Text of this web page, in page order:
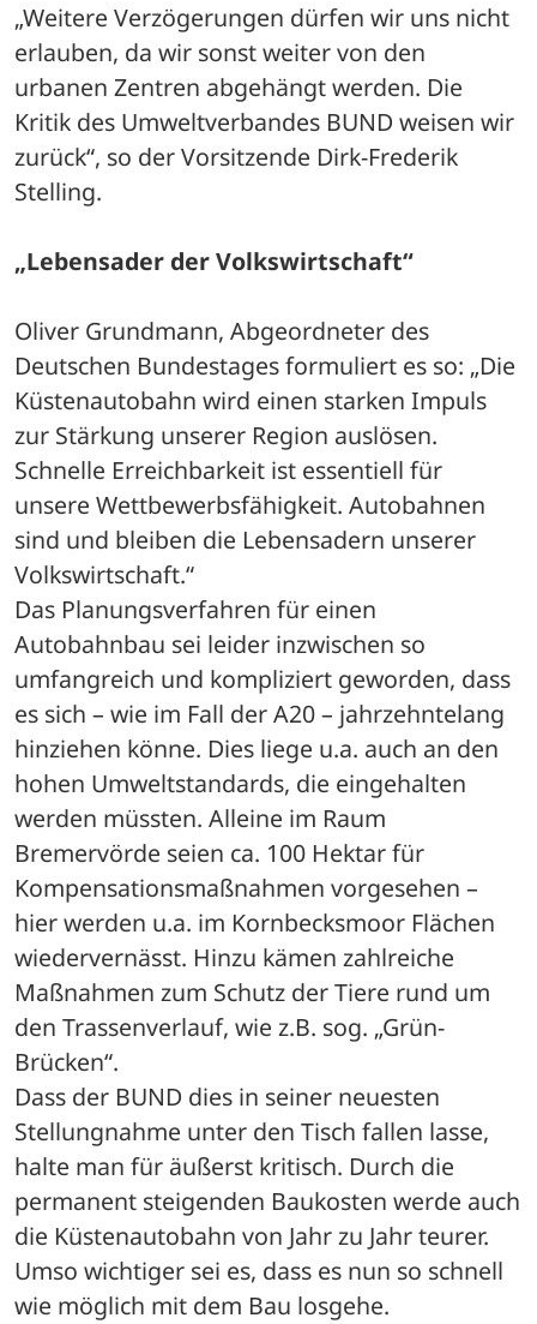
„Weitere Verzögerungen dürfen wir uns nicht
erlauben, da wir sonst weiter von den
urbanen Zentren abgehängt werden. Die
Kritik des Umweltverbandes BUND weisen wir
zurück“, so der Vorsitzende Dirk-Frederik
Stelling.
„Lebensader der Volkswirtschaft“
Oliver Grundmann, Abgeordneter des
Deutschen Bundestages formuliert es so: „Die
Küstenautobahn wird einen starken Impuls
zur Stärkung unserer Region auslösen.
Schnelle Erreichbarkeit ist essentiell für
unsere Wettbewerbsfähigkeit. Autobahnen
sind und bleiben die Lebensadern unserer
Volkswirtschaft.“
Das Planungsverfahren für einen
Autobahnbau sei leider inzwischen so
umfangreich und kompliziert geworden, dass
es sich – wie im Fall der A20 – jahrzehntelang
hinziehen könne. Dies liege u.a. auch an den
hohen Umweltstandards, die eingehalten
werden müssten. Alleine im Raum
Bremervörde seien ca. 100 Hektar für
Kompensationsmaßnahmen vorgesehen –
hier werden u.a. im Kornbecksmoor Flächen
wiedervernässt. Hinzu kämen zahlreiche
Maßnahmen zum Schutz der Tiere rund um
den Trassenverlauf, wie z.B. sog. „Grün-
Brücken“.
Dass der BUND dies in seiner neuesten
Stellungnahme unter den Tisch fallen lasse,
halte man für äußerst kritisch. Durch die
permanent steigenden Baukosten werde auch
die Küstenautobahn von Jahr zu Jahr teurer.
Umso wichtiger sei es, dass es nun so schnell
wie möglich mit dem Bau losgehe.